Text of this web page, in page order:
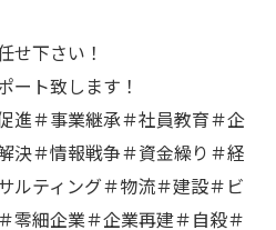
せ下さい！
ート致します！
進＃事業継承＃社員教育＃企
決＃情報戦争＃資金繰り＃経
ルティング＃物流＃建設＃ビ
零細企業＃企業再建＃自殺＃